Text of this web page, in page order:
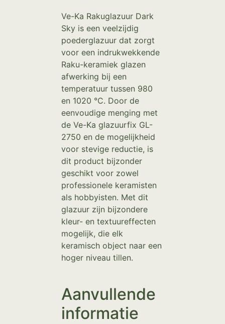
Ve-Ka Rakuglazuur Dark
Sky is een veelzijdig
poederglazuur dat zorgt
voor een indrukwekkende
Raku-keramiek glazen
afwerking bij een
temperatuur tussen 980
en 1020 °C. Door de
eenvoudige menging met
de Ve-Ka glazuurfix GL-
2750 en de mogelijkheid
voor stevige reductie, is
dit product bijzonder
geschikt voor zowel
professionele keramisten
als hobbyisten. Met dit
glazuur zijn bijzondere
kleur- en textuureffecten
mogelijk, die elk
keramisch object naar een
hoger niveau tillen.
Aanvullende
informatie